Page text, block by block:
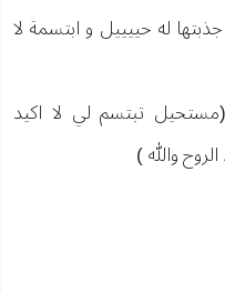
له حييييل و ابتسمة لا
تبتسم لي لا اكيد
والله )